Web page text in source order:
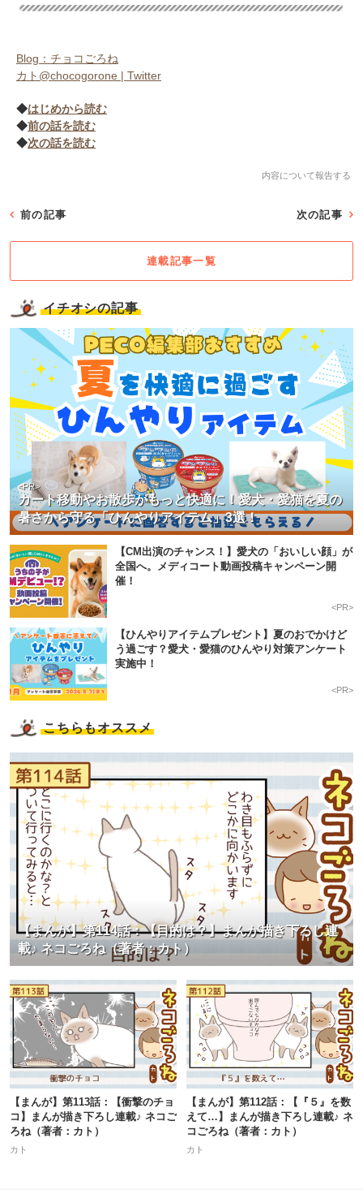
Blog：チョコごろね
カト@chocogorone | Twitter
◆はじめから読む
◆前の話を読む
◆次の話を読む
内容について報告する
前の記事 次の記事
連載記事一覧
イチオシの記事
カート移動やお散歩がもっと快適に！愛犬・愛猫を夏の
暑さから守る「ひんやりアイテム」3選！
<PR>
【CM出演のチャンス！】愛犬の「おいしい顔」が
全国へ。メディコート動画投稿キャンペーン開
催！
<PR>
【ひんやりアイテムプレゼント】夏のおでかけど
う過ごす？愛犬・愛猫のひんやり対策アンケート
実施中！
<PR>
こちらもオススメ
【まんが】第114話：【目的は？】まんが描き下ろし連
載♪ ネコごろね（著者：カト）
【まんが】第113話：【衝撃のチョ
コ】まんが描き下ろし連載♪ ネコご
ろね（著者：カト）
カト
【まんが】第112話：【『５』を数
えて…】まんが描き下ろし連載♪ ネ
コごろね（著者：カト）
カト